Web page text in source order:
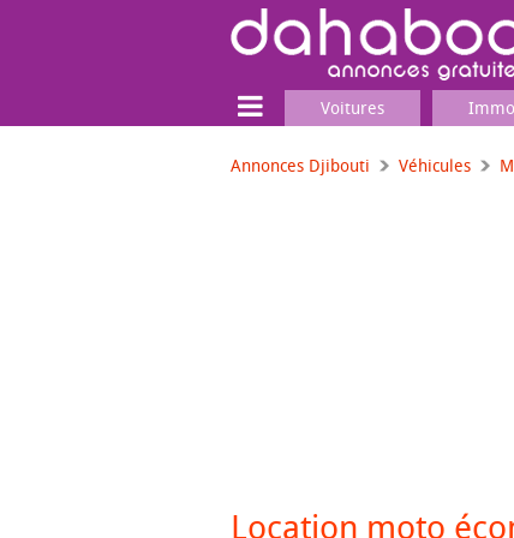
Voitures
Annonces Djibouti Véhicules
Location moto